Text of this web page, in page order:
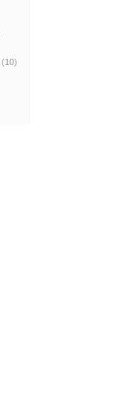
(10)